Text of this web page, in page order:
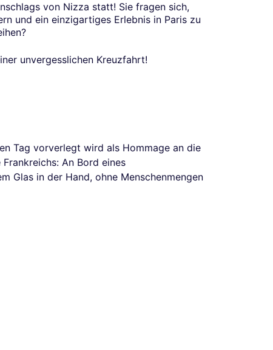
von Nizza statt! Sie fragen sich,
und ein einzigartiges Erlebnis in Paris zu
unvergesslichen Kreuzfahrt!
Tag vorverlegt wird als Hommage an die
An Bord eines
Glas in der Hand, ohne Menschenmengen